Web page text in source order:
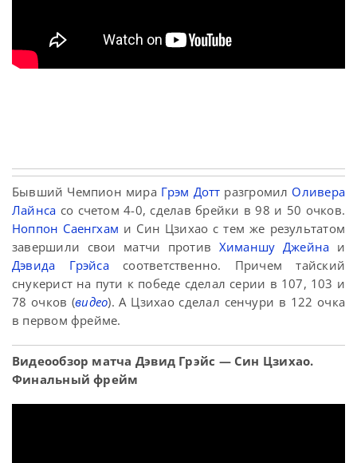
Бывший Чемпион мира Грэм Дотт разгромил Оливера
Лайнса со счетом 4-0, сделав брейки в 98 и 50 очков.
Ноппон Саенгхам и Син Цзихао с тем же результатом
завершили свои матчи против Химаншу Джейна и
Дэвида Грэйсасоответственно. Причем тайский
снукерист на пути к победе сделал серии в 107, 103 и
78 очков (видео). А Цзихао сделал сенчури в 122 очка
в первом фрейме.
Видеообзор матча Дэвид Грэйс — Син Цзихао.
Финальный фрейм